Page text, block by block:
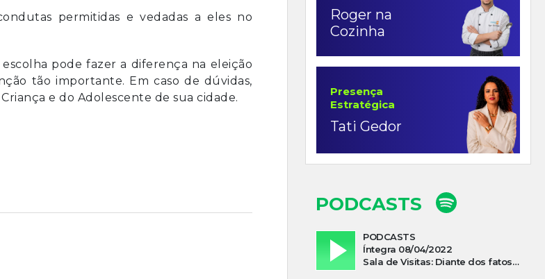
permitidas e vedadas a eles no
pode fazer a diferença na eleição
tão importante. Em caso de dúvidas,
e do Adolescente de sua cidade.
Roger na
Cozinha
Presença
Estratégica
Tati Gedor
PODCASTS
PODCASTS
Íntegra 08/04/2022
Sala de Visitas: Diante dos fatos que influenciam a economia o que podemos esperar de 2022